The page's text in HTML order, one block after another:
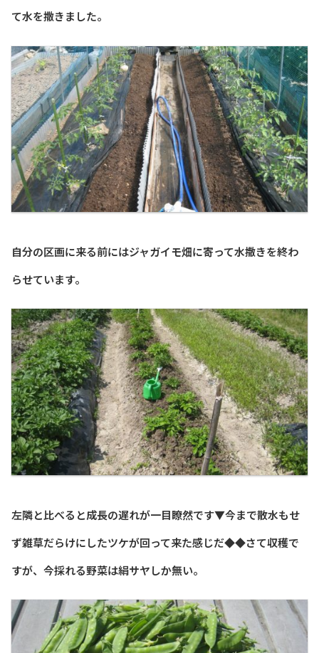
て水を撒きました。
自分の区画に来る前にはジャガイモ畑に寄って水撒きを終わ
らせています。
左隣と比べると成長の遅れが一目瞭然です▼今まで散水もせ
ず雑草だらけにしたツケが回って来た感じだ◆◆さて収穫で
すが、今採れる野菜は絹サヤしか無い。